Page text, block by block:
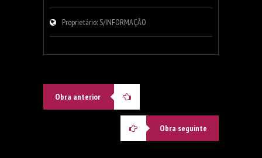
Proprietário: S/INFORMAÇÃO
Obra anterior
Obra seguinte